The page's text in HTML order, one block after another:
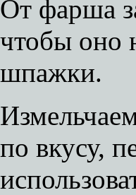
От фарша
чтобы оно
шпажки.
по вкусу,